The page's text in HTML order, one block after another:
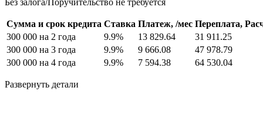
Сумма и срок кредита Ставка Платеж, /мес Переплата,
300 000 на 2 года
9.9% 13 829.64
31 911.25
300 000 на 3 года
9.9% 9 666.08
47 978.79
300 000 на 4 года
9.9% 7 594.38 64 530.04
Развернуть детали